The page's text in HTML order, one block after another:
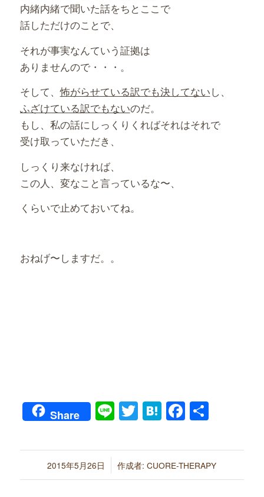
内緒内緒で聞いた話をちとここで
話しただけのことで、
それが事実なんていう証拠は
ありませんので・・・。
そして、怖がらせている訳でも決してないし、
ふざけている訳でもないのだ。
もし、私の話にしっくりくればそれはそれで
受け取っていただき、
しっくり来なければ、
この人、変なこと言っているな〜、
くらいで止めておいてね。
おねげ〜しますだ。。
Share LineTwitter
Hatena共
2015年5月26日
/ 作成者:CUORE-THERAPY